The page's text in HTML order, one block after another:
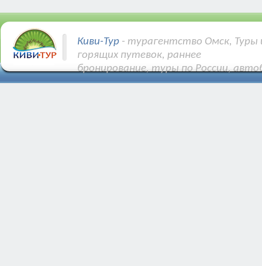
Киви-Тур - турагентство Омск, Туры
горящих путевок, раннее
бронирование, туры по России,
Купить Авиа и ЖД билеты.